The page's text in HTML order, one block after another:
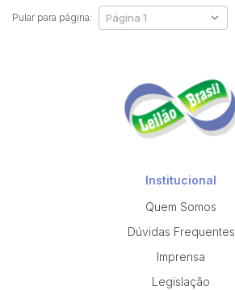
Pular para página:
Institucional
Quem Somos
Dúvidas Frequentes
Imprensa
Legislação